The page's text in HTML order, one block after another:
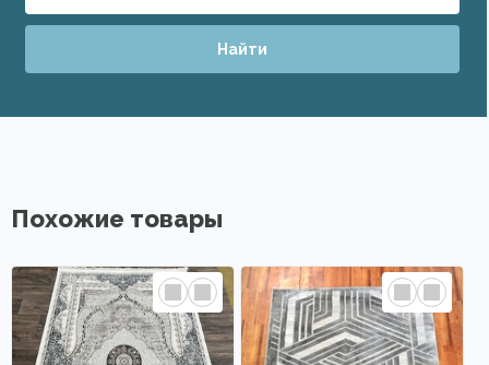
Найти
Похожие товары